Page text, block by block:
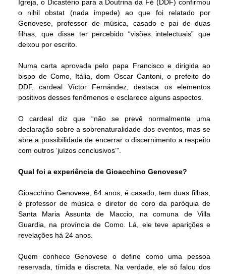
Igreja, o Dicastério para a Doutrina da Fé (DDF) confirmou
o nihil obstat (nada impede) ao que foi relatado por
Genovese, professor de música, casado e pai de duas
filhas, que disse ter percebido “visões intelectuais” que
deixou por escrito.
Numa carta aprovada pelo papa Francisco e dirigida ao
bispo de Como, Itália, dom Oscar Cantoni, o prefeito do
DDF, cardeal Víctor Fernández, destaca os elementos
positivos desses fenômenos e esclarece alguns aspectos.
O cardeal diz que “não se prevê normalmente uma
declaração sobre a sobrenaturalidade dos eventos, mas se
abre a possibilidade de encerrar o discernimento a respeito
com outros ‘juízos conclusivos’”.
Qual foi a experiência de Gioacchino Genovese?
Gioacchino Genovese, 64 anos, é casado, tem duas filhas,
é professor de música e diretor do coro da paróquia de
Santa Maria Assunta de Maccio, na comuna de Villa
Guardia, na província de Como. Lá, ele teve aparições e
revelações há 24 anos.
Quem conhece Genovese o define como uma pessoa
reservada, tímida e discreta. Na verdade, ele só falou dos